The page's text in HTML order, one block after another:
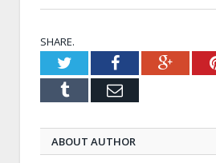
SHARE.
TwitterFacebook
Tumblr Email
ABOUT AUTHOR